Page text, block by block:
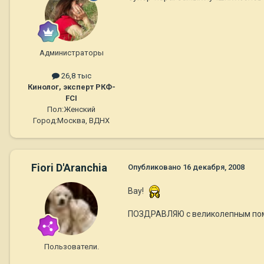
Администраторы
26,8 тыс
Кинолог, эксперт РКФ-
FCI
Пол:Женский
Город:Москва, ВДНХ
Fiori D'Aranchia
Пользователи.
Опубликовано 16 декабря, 2008
Вау!
ПОЗДРАВЛЯЮ с великолепным